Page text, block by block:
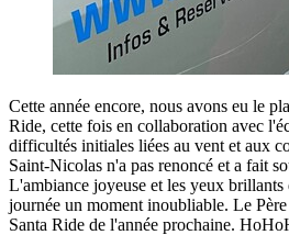
Cette année encore, nous avons eu le
Ride, cette fois en collaboration avec
difficultés initiales liées au vent et aux
Saint-Nicolas n'a pas renoncé et a fait
L'ambiance joyeuse et les yeux brillants
journée un moment inoubliable. Le
Santa Ride de l'année prochaine.